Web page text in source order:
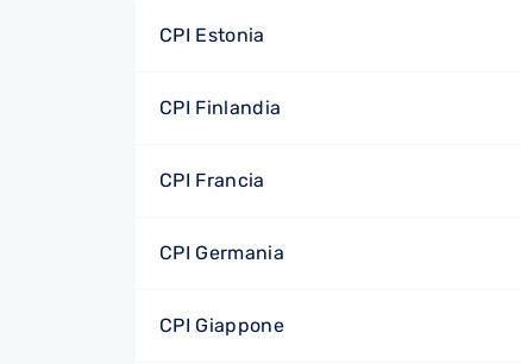
CPI Estonia
CPI Finlandia
CPI Francia
CPI Germania
CPI Giappone